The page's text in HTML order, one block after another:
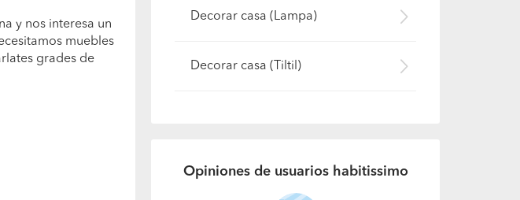
y nos interesa un
muebles
grades de
Decorar casa (Lampa)
Decorar casa (Tiltil)
Opiniones de usuarios habitissimo